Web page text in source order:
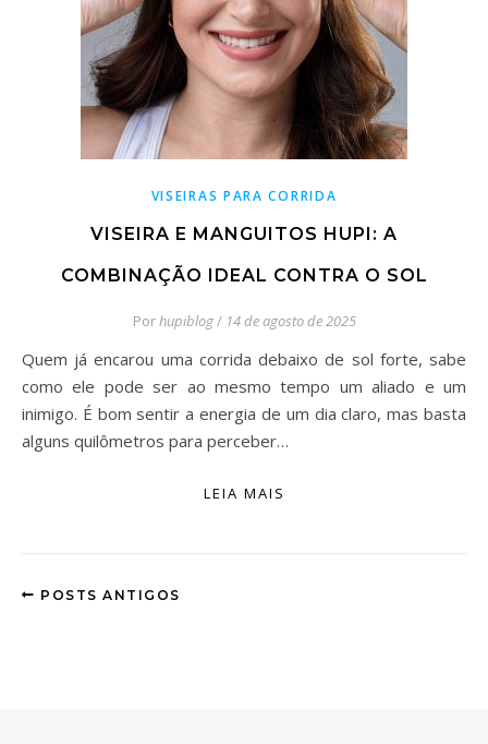
VISEIRAS PARA CORRIDA
VISEIRA E MANGUITOS HUPI: A
COMBINAÇÃO IDEAL CONTRA O SOL
Porhupiblog/ 14 de agosto de 2025
Quem já encarou uma corrida debaixo de sol forte, sabe
como ele pode ser ao mesmo tempo um aliado e um
inimigo. É bom sentir a energia de um dia claro, mas basta
alguns quilômetros para perceber…
LEIA MAIS
POSTS ANTIGOS